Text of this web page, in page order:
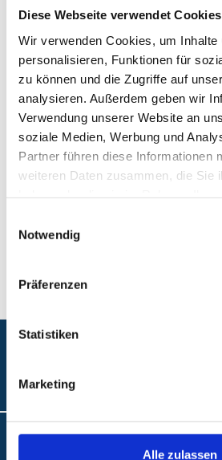
Diese Webseite verwendet Cookies
Wir verwenden Cookies, um Inhalte
personalisieren, Funktionen für
zu können und die Zugriffe auf
analysieren. Außerdem geben wir
Verwendung unserer Website an
soziale Medien, Werbung und
Partner führen diese Informationen
weiteren Daten zusammen, die Sie
Notwendig
Präferenzen
Statistiken
Marketing
Alle zulassen
Bitte vereinbaren Sie einen Termin.
E-Mail:
Telefon: +49 (0) 911 398-2199
Fax:+49 (0) 911 398-2763
Klinik für Psychiatrie und
Klinikum Nürnberg, Campus Nord